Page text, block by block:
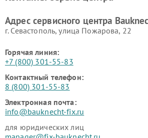
Адрес сервисного центра
г. Севастополь, улица Пожарова, 22
Горячая линия:
+7 (800) 301-55-83
Контактный телефон:
8 (800) 301-55-83
Электронная почта:
info@bauknecht-fix.ru
для юридических лиц